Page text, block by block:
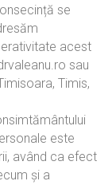
se
acest
sau
Timis,
este
având ca efect
și a